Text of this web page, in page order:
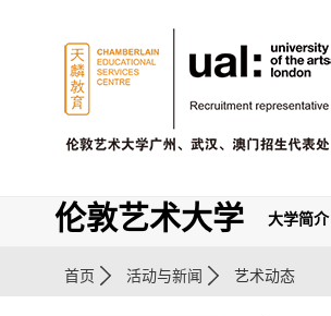
大学简介
伦敦艺术大学
首页 活动与新闻 艺术动态